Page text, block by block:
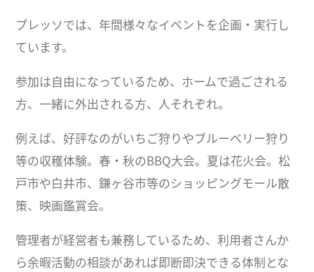
プレッソでは、年間様々なイベントを企画・実行し
ています。
参加は自由になっているため、ホームで過ごされる
方、一緒に外出される方、人それぞれ。
例えば、好評なのがいちご狩りやブルーベリー狩り
等の収穫体験。春・秋のBBQ大会。夏は花火会。松
戸市や白井市、鎌ヶ谷市等のショッピングモール散
策、映画鑑賞会。
管理者が経営者も兼務しているため、利用者さんか
ら余暇活動の相談があれば即断即決できる体制とな